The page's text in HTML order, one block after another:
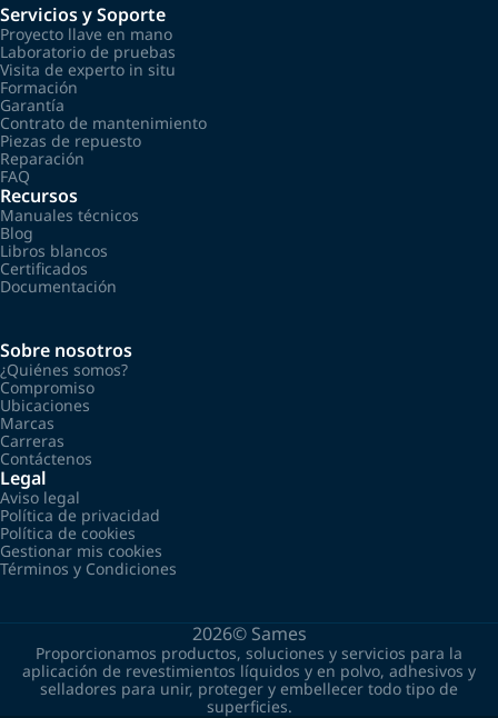
Servicios y Soporte
Proyecto llave en mano
Laboratorio de pruebas
Visita de experto in situ
Formación
Garantía
Contrato de mantenimiento
Piezas de repuesto
Reparación
FAQ
Recursos
Manuales técnicos
Blog
Libros blancos
Certificados
Documentación
Sobre nosotros
¿Quiénes somos?
Compromiso
Ubicaciones
Marcas
Carreras
Contáctenos
Legal
Aviso legal
Política de privacidad
Política de cookies
Gestionar mis cookies
Términos y Condiciones
2026© Sames
Proporcionamos productos, soluciones y servicios para la
aplicación de revestimientos líquidos y en polvo, adhesivos y
selladores para unir, proteger y embellecer todo tipo de
superficies.